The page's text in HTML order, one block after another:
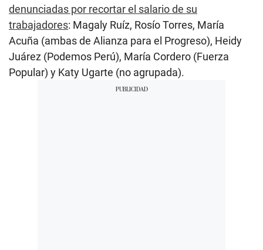
denunciadas por recortar el salario de su
trabajadores: Magaly Ruíz, Rosío Torres, María
Acuña (ambas de Alianza para el Progreso), Heidy
Juárez (Podemos Perú), María Cordero (Fuerza
Popular) y Katy Ugarte (no agrupada).